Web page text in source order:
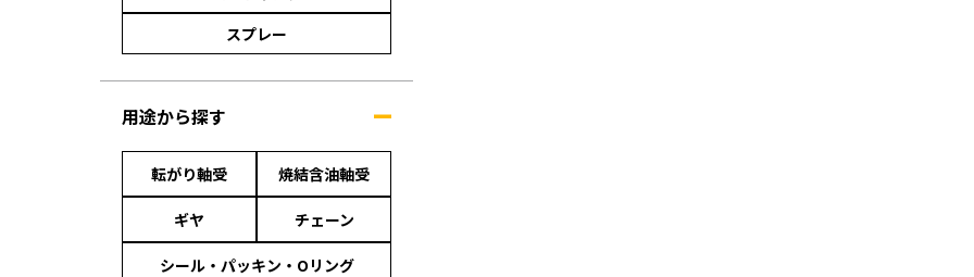
スプレー
用途から探す
転がり軸受 焼結含油軸受
ギヤ チェーン
シール・パッキン・Oリング